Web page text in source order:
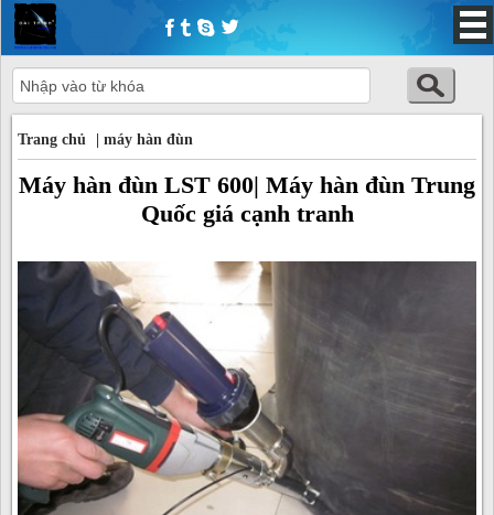
Trang chủ
Trang chủ máy hàn đùn
Máy hàn đùn LST 600| Máy hàn đùn Trung
Quốc giá cạnh tranh